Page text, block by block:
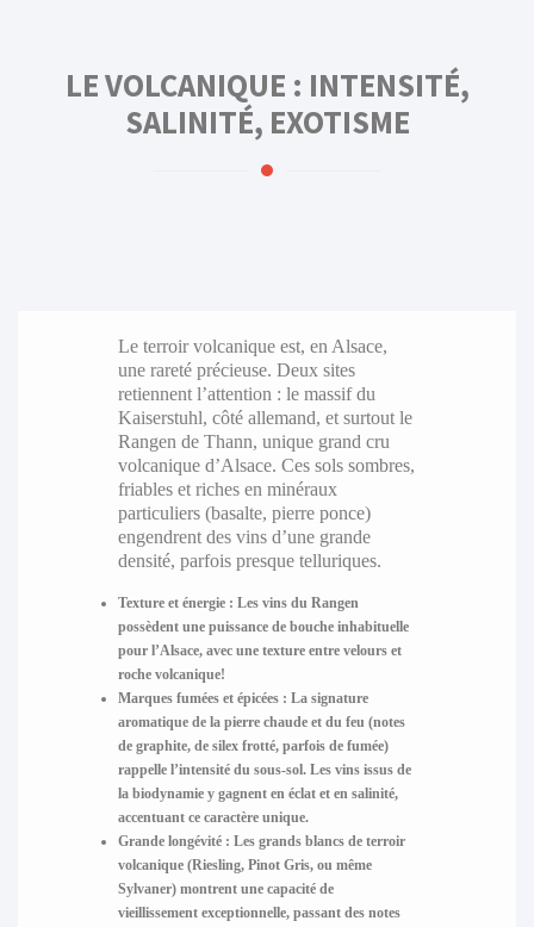
LE VOLCANIQUE : INTENSITÉ,
SALINITÉ, EXOTISME
Le terroir volcanique est, en Alsace,
une rareté précieuse. Deux sites
retiennent l’attention : le massif du
Kaiserstuhl, côté allemand, et surtout le
Rangen de Thann, unique grand cru
volcanique d’Alsace. Ces sols sombres,
friables et riches en minéraux
particuliers (basalte, pierre ponce)
engendrent des vins d’une grande
densité, parfois presque telluriques.
Texture et énergie: Les vins du Rangen
possèdent une puissance de bouche inhabituelle
pour l’Alsace, avec une texture entre velours et
roche volcanique!
Marques fumées et épicées: La signature
aromatique de la pierre chaude et du feu (notes
de graphite, de silex frotté, parfois de fumée)
rappelle l’intensité du sous-sol. Les vins issus de
la biodynamie y gagnent en éclat et en salinité,
accentuant ce caractère unique.
Grande longévité: Les grands blancs de terroir
volcanique (Riesling, Pinot Gris, ou même
Sylvaner) montrent une capacité de
vieillissement exceptionnelle, passant des notes